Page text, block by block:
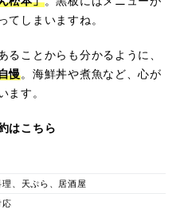
てしまいますね。
ることからも分かるように、
慢。海鮮丼や煮魚など、心が
ます。
はこちら
、天ぷら、居酒屋
応